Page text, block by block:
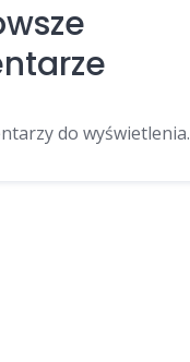
do wyświetlenia.